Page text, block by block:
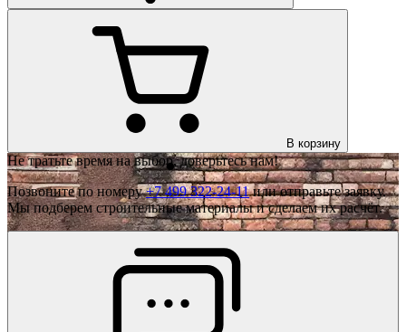
В корзину
Не тратьте время на выбор, доверьтесь нам!
Позвоните по номеру+7 499 322-24-11или отправьте заявку.
Мы подберем строительные материалы и сделаем их расчёт.